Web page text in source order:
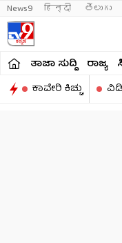
News9 हिन्दी తెలుగు
ತಾಜಾ ಸುದ್ದಿ ರಾಜ್ಯ
ಕಾವೇರಿ ಕಿಚ್ಚು